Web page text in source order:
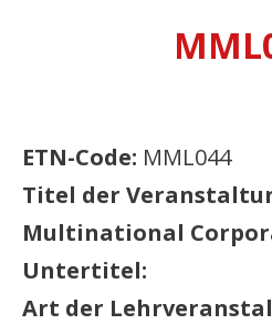
ETN-Code: MML044
Titel der
Multinational
Untertitel:
Art der